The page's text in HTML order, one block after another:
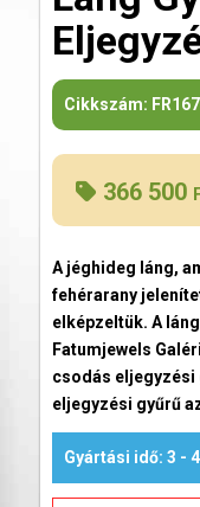
Cikkszám: FR167
366 500
A jéghideg láng,
fehérarany
elképzeltük. A
Fatumjewels
csodás eljegyzési
eljegyzési gyűrű
Gyártási idő: 3 -